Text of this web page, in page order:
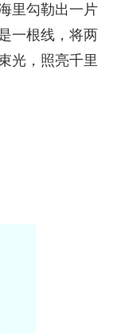
里勾勒出一片
一根线，将两
光，照亮千里